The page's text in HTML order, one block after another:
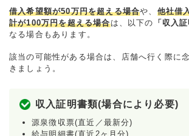
借入希望額が50万円を超える場合や、 他社借
計が100万円を超える場合は、以下の 「収入
なる場合もあります。
該当の可能性がある場合は、店舗へ行く際に
きましょう。
収入証明書類(場合により必要)
源泉徴収票(直近／最新分)
給与明細書(直近2ヶ月分)